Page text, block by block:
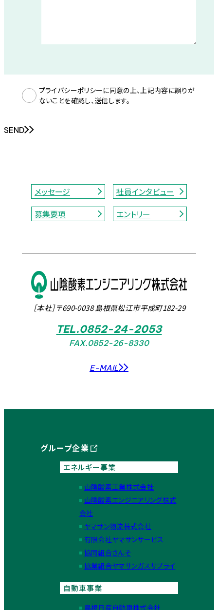
プライバシーポリシーに同意の上、上記内容に誤りが
ないことを確認し、送信します。
SEND
メッセージ
社員インタビュー
募集要項
エントリー
［本社］〒690-0038 島根県松江市平成町182-29
TEL.0852-24-2053
FAX.0852-26-8330
E-MAIL
グループ企業
エネルギー事業
山陰酸素工業株式会社
山陰酸素エンジニアリング株式
会社
ヤマサン物流株式会社
有限会社ヤマサンサービス
協同組合さんそ
協業組合ヤマサンガスサプライ
自動車事業
島根日産自動車株式会社